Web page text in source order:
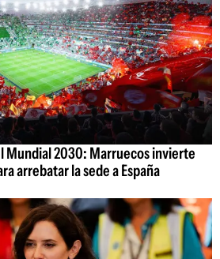
Mundial 2030: Marruecos invierte
arrebatar la sede a España